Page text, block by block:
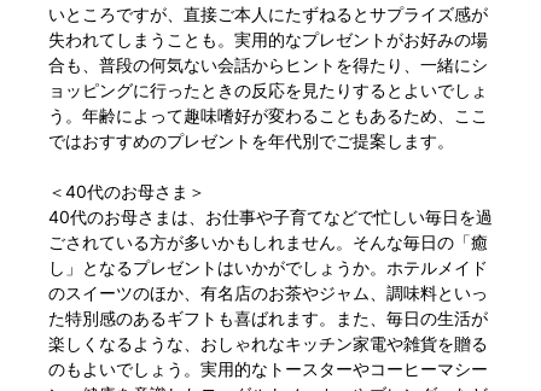
いところですが、直接ご本人にたずねるとサプライズ感が
失われてしまうことも。実用的なプレゼントがお好みの場
合も、普段の何気ない会話からヒントを得たり、一緒にシ
ョッピングに行ったときの反応を見たりするとよいでしょ
う。年齢によって趣味嗜好が変わることもあるため、ここ
ではおすすめのプレゼントを年代別でご提案します。
＜40代のお母さま＞
40代のお母さまは、お仕事や子育てなどで忙しい毎日を過
ごされている方が多いかもしれません。そんな毎日の「癒
し」となるプレゼントはいかがでしょうか。ホテルメイド
のスイーツのほか、有名店のお茶やジャム、調味料といっ
た特別感のあるギフトも喜ばれます。また、毎日の生活が
楽しくなるような、おしゃれなキッチン家電や雑貨を贈る
のもよいでしょう。実用的なトースターやコーヒーマシー